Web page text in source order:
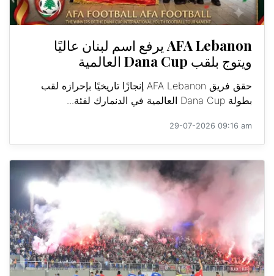
AFA Lebanon يرفع اسم لبنان عاليًا
ويتوج بلقب Dana Cup العالمية
حقق فريق AFA Lebanon إنجازًا تاريخيًا بإحرازه لقب
بطولة Dana Cup العالمية في الدنمارك لفئة...
29-07-2026 09:16 am